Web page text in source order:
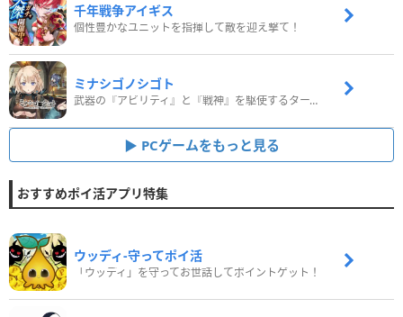
千年戦争アイギス
個性豊かなユニットを指揮して敵を迎え撃て！
ミナシゴノシゴト
武器の『アビリティ』と『戦神』を駆使するターン制コマンドバトルRPG！
PCゲームをもっと見る
おすすめポイ活アプリ特集
ウッディ‐守ってポイ活
「ウッディ」を守ってお世話してポイントゲット！